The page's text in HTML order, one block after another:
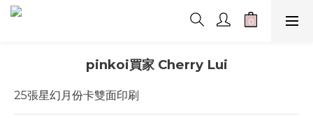
pinkoi買家 Cherry Lui
25張星幻月份卡雙面印刷